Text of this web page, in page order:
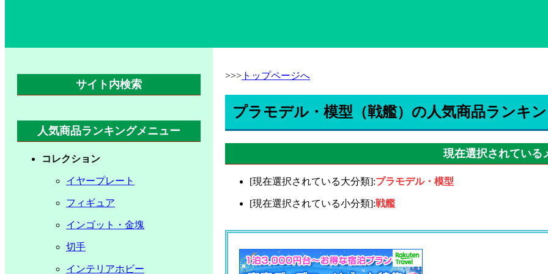
>>> トップページへ
プラモデル・模型（戦艦）の人気商品ランキ
現在選択されている
[現在選択されている大分類]:プラモデル・模型
[現在選択されている小分類]:戦艦
サイト内検索
人気商品ランキングメニュー
コレクション
イヤープレート
フィギュア
インゴット・金塊
切手
インテリアホビー